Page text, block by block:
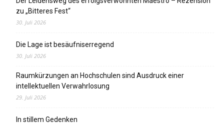
zu „Bitteres Fest“
30. Juli 2026
Die Lage ist besäufniserregend
30. Juli 2026
Raumkürzungen an Hochschulen sind Ausdruck einer
intellektuellen Verwahrlosung
29. Juli 2026
In stillem Gedenken